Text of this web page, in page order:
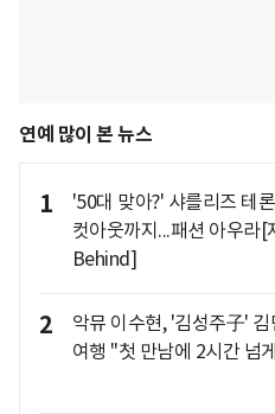
연예 많이 본 뉴스
1
'50대 맞아?' 샤를리즈 테
컷아웃까지...패션 아우라[
Behind]
2
악뮤 이수현, '김성주子'
여행 "첫 만남에 2시간 넘